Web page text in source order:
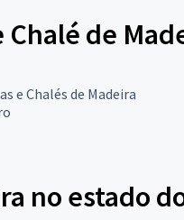
de
e Chalés de Madeira
no estado